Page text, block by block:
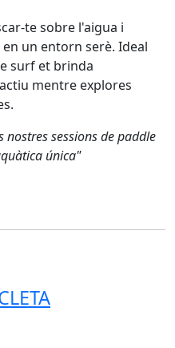
te sobre l'aigua i
un entorn serè. Ideal
surf et brinda
mentre explores
sessions de paddle
única"